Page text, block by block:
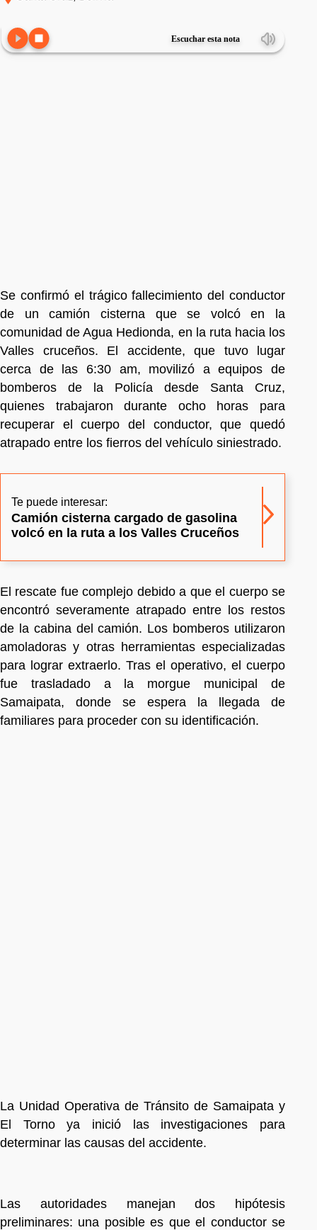
Escuchar esta nota
Se confirmó el trágico fallecimiento del conductor
de un camión cisterna que se volcó en la
comunidad de Agua Hedionda, en la ruta hacia los
Valles cruceños. El accidente, que tuvo lugar
cerca de las 6:30 am, movilizó a equipos de
bomberos de la Policía desde Santa Cruz,
quienes trabajaron durante ocho horas para
recuperar el cuerpo del conductor, que quedó
atrapado entre los fierros del vehículo siniestrado.
Te puede interesar:
Camión cisterna cargado de gasolina
volcó en la ruta a los Valles Cruceños
El rescate fue complejo debido a que el cuerpo se
encontró severamente atrapado entre los restos
de la cabina del camión. Los bomberos utilizaron
amoladoras y otras herramientas especializadas
para lograr extraerlo. Tras el operativo, el cuerpo
fue trasladado a la morgue municipal de
Samaipata, donde se espera la llegada de
familiares para proceder con su identificación.
La Unidad Operativa de Tránsito de Samaipata y
El Torno ya inició las investigaciones para
determinar las causas del accidente.
Las autoridades manejan dos hipótesis
preliminares: una posible es que el conductor se